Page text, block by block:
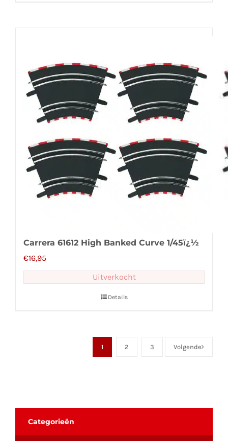
Carrera 61612 High Banked Curve 1/45ï¿½
€16,95
Uitverkocht
Details
1 2 3 Volgende
Categorieën